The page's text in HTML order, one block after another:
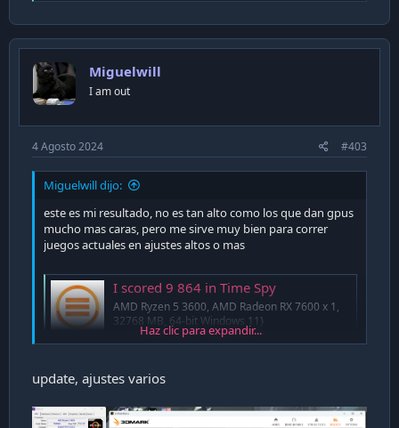
c
t
o
n
s
Miguelwill
I am out
4 Agosto 2024 #403
Miguelwill dijo:
este es mi resultado, no es tan alto como los que dan gpus
mucho mas caras, pero me sirve muy bien para correr
juegos actuales en ajustes altos o mas
I scored 9 864 in Time Spy
AMD Ryzen 5 3600, AMD Radeon RX 7600 x 1,
32768 MB, 64-bit Windows 11}
www.3dmark.com
Ver adjunto 35277
parece que el calculo de fisicas le quito puntaje, ya que fue
Haz clic para expandir...
update, ajustes varios